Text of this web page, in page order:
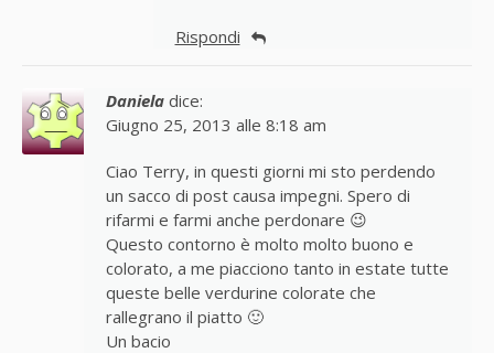
Rispondi
Daniela dice:
Giugno 25, 2013 alle 8:18 am
Ciao Terry, in questi giorni mi sto perdendo
un sacco di post causa impegni. Spero di
rifarmi e farmi anche perdonare 😉
Questo contorno è molto molto buono e
colorato, a me piacciono tanto in estate tutte
queste belle verdurine colorate che
rallegrano il piatto 🙂
Un bacio